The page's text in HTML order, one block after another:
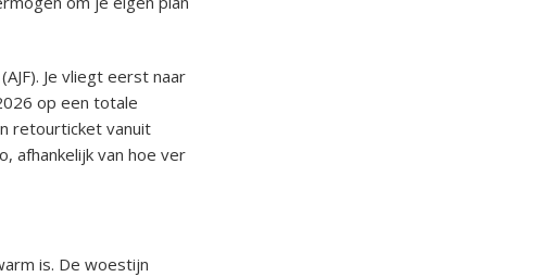
Je vliegt eerst naar
op een totale
retourticket vanuit
afhankelijk van hoe ver
is. De woestijn